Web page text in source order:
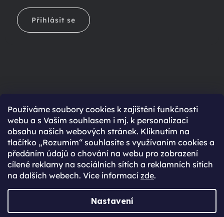
Používáme soubory cookies k zajištění funkčnosti
webu a s Vaším souhlasem i mj. k personalizaci
obsahu našich webových stránek. Kliknutím na
tlačítko „Rozumím“ souhlasíte s využívaním cookies a
předáním údajů o chování na webu pro zobrazení
cílené reklamy na sociálních sítích a reklamních sítích
na dalších webech. Více informací zde.
Nastavení
Přihlásit se
Ještě nemáte účet?
Rychlejší nákup díky uloženým údajům
Přehled o stavu objednávky
Kompletní historie objednávek
Speciální akce, novinky a slevy pro registrované